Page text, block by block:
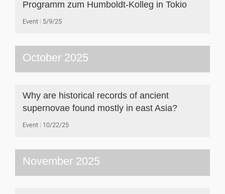
Programm zum Humboldt-Kolleg in Tokio
Event 5/9/25
October 2025
Why are historical records of ancient
supernovae found mostly in east Asia?
Event 10/22/25
November 2025